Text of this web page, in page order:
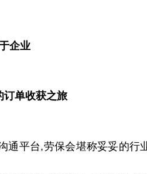
企业
订单收获之旅
通平台,劳保会堪称妥妥的行